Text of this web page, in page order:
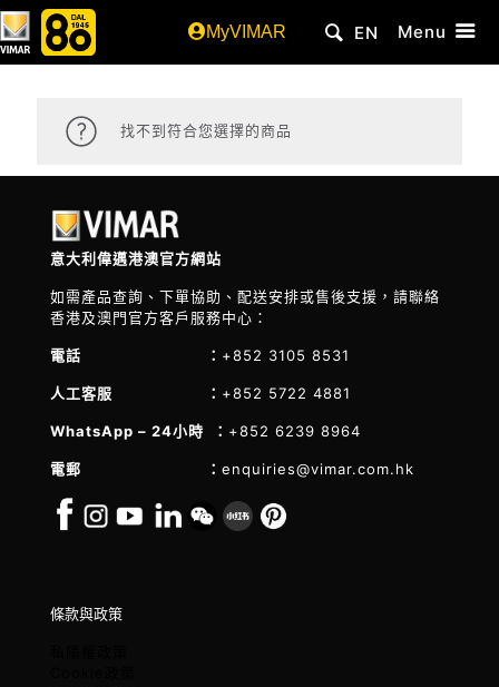
MyVIMAR EN Menu
找不到符合您選擇的商品
意大利偉邁港澳官方網站
如需產品查詢、下單協助、配送安排或售後支援，請聯絡
香港及澳門官方客戶服務中心：
電話 ： +852 3105 8531
人工客服 ： +852 5722 4881
WhatsApp – 24小時 ： +852 6239 8964
電郵 ： enquiries@vimar.com.hk
條款與政策